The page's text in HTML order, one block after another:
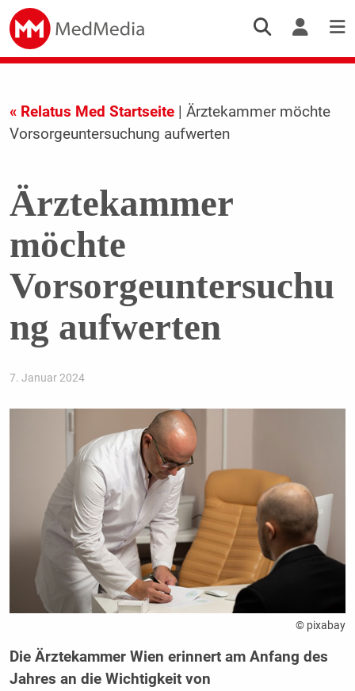
« Relatus Med Startseite| Ärztekammer möchte
Vorsorgeuntersuchung aufwerten
Ärztekammer
möchte
Vorsorgeuntersuchu
ng aufwerten
7. Januar 2024
© pixabay
Die Ärztekammer Wien erinnert am Anfang des
Jahres an die Wichtigkeit von